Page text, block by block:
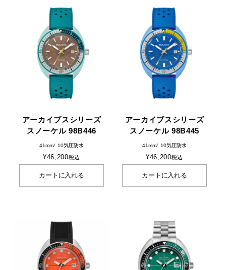
アーカイブスシリーズ
スノーケル 98B446
41mm 10気圧防水
¥46,200税込
カートに入れる
アーカイブスシリーズ
スノーケル 98B445
41mm 10気圧防水
¥46,200税込
カートに入れる